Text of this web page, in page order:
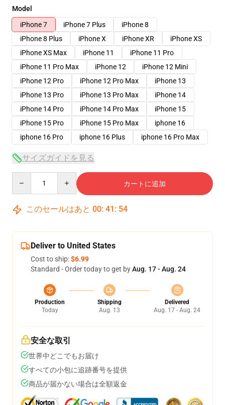
Model
iPhone 7
iPhone 7 Plus
iPhone 8
iPhone 8 Plus
iPhone X iPhone XR
iPhone XS
iPhone XS Max
iPhone 11
iPhone 11 Pro
iPhone 11 Pro Max
iPhone 12
iPhone 12 Mini
iPhone 12 Pro
iPhone 12 Pro Max
iPhone 13
iPhone 13 Pro
iPhone 13 Pro Max
iPhone 14
iPhone 14 Pro
iPhone 14 Pro Max
iPhone 15
iPhone 15 Pro
iPhone 15 Pro Max
iphone 16
iphone 16 Pro
iphone 16 Plus iphone 16 Pro Max
サイズガイドを見る
カートに追加
このセールはあと 00: 41 : 54
Deliver to United States
Cost to ship:$6.99
Standard - Order today to get byAug. 17 - Aug. 24
Production
Today
Shipping
Aug. 13
Delivered
Aug. 17 - Aug. 24
安全な取引
世界中どこでもお届け
すべての小包に追跡番号を提供
商品が届かない場合は全額返金